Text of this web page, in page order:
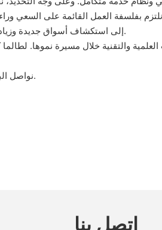
بفلسفة العمل القائمة على السعي
إلى استكشاف أسواق جديدة وزيادة حصتنا السوقية، بالإضافة إلى تزويد عملائنا بمنتجات وخدمات عالية الجودة.
والتقنية خلال مسيرة نموها.
نواصل البحث عن أفكار تطوير جديدة، وقد توسع السوق الآن ليشمل جميع أنحاء العالم.
اتصل بنا